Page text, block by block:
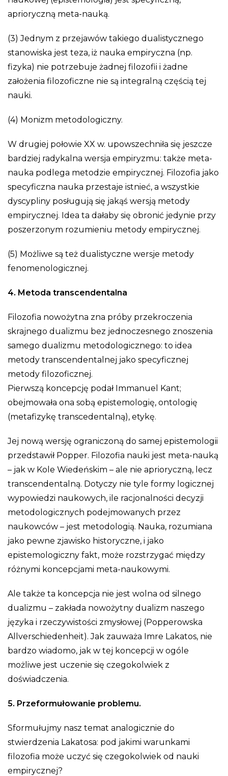
aprioryczną meta-nauką.
(3) Jednym z przejawów takiego dualistycznego
stanowiska jest teza, iż nauka empiryczna (np.
fizyka) nie potrzebuje żadnej filozofii i żadne
założenia filozoficzne nie są integralną częścią tej
nauki.
(4) Monizm metodologiczny.
W drugiej połowie XX w. upowszechniła się jeszcze
bardziej radykalna wersja empiryzmu: także meta-
nauka podlega metodzie empirycznej. Filozofia jako
specyficzna nauka przestaje istnieć, a wszystkie
dyscypliny posługują się jakąś wersją metody
empirycznej. Idea ta dałaby się obronić jedynie przy
poszerzonym rozumieniu metody empirycznej.
(5) Możliwe są też dualistyczne wersje metody
fenomenologicznej.
4. Metoda transcendentalna
Filozofia nowożytna zna próby przekroczenia
skrajnego dualizmu bez jednoczesnego znoszenia
samego dualizmu metodologicznego: to idea
metody transcendentalnej jako specyficznej
metody filozoficznej.
Pierwszą koncepcję podał Immanuel Kant;
obejmowała ona sobą epistemologię, ontologię
(metafizykę transcedentalną), etykę.
Jej nową wersję ograniczoną do samej epistemologii
przedstawił Popper. Filozofia nauki jest meta-nauką
– jak w Kole Wiedeńskim – ale nie aprioryczną, lecz
transcendentalną. Dotyczy nie tyle formy logicznej
wypowiedzi naukowych, ile racjonalności decyzji
metodologicznych podejmowanych przez
naukowców – jest metodologią. Nauka, rozumiana
jako pewne zjawisko historyczne, i jako
epistemologiczny fakt, może rozstrzygać między
różnymi koncepcjami meta-naukowymi.
Ale także ta koncepcja nie jest wolna od silnego
dualizmu – zakłada nowożytny dualizm naszego
języka i rzeczywistości zmysłowej (Popperowska
Allverschiedenheit). Jak zauważa Imre Lakatos, nie
bardzo wiadomo, jak w tej koncepcji w ogóle
możliwe jest uczenie się czegokolwiek z
doświadczenia.
5. Przeformułowanie problemu.
Sformułujmy nasz temat analogicznie do
stwierdzenia Lakatosa: pod jakimi warunkami
filozofia może uczyć się czegokolwiek od nauki
empirycznej?